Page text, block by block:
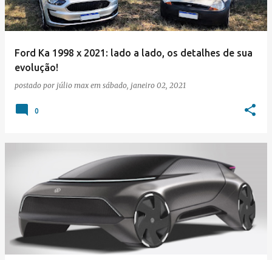
Ford Ka 1998 x 2021: lado a lado, os detalhes de sua
evolução!
postado por júlio max em sábado, janeiro 02, 2021
0